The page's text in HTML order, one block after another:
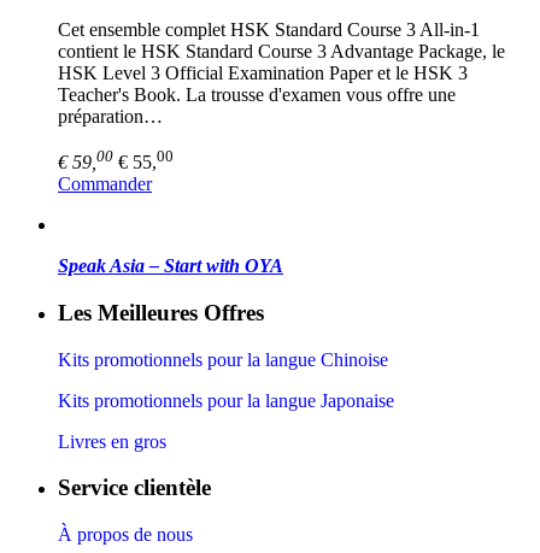
Cet ensemble complet HSK Standard Course 3 All-in-1
contient le HSK Standard Course 3 Advantage Package, le
HSK Level 3 Official Examination Paper et le HSK 3
Teacher's Book. La trousse d'examen vous offre une
préparation…
€ 59, 00 € 55,00
Commander
Speak Asia – Start with OYA
Les Meilleures Offres
Kits promotionnels pour la langue Chinoise
Kits promotionnels pour la langue Japonaise
Livres en gros
Service clientèle
À propos de nous